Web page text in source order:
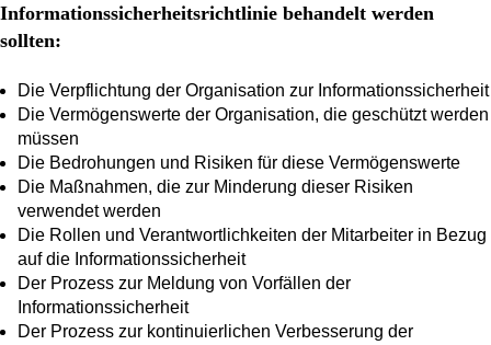
Informationssicherheitsrichtlinie behandelt werden
sollten:
Die Verpflichtung der Organisation zur Informationssicherheit
Die Vermögenswerte der Organisation, die geschützt werden
müssen
Die Bedrohungen und Risiken für diese Vermögenswerte
Die Maßnahmen, die zur Minderung dieser Risiken
verwendet werden
Die Rollen und Verantwortlichkeiten der Mitarbeiter in Bezug
auf die Informationssicherheit
Der Prozess zur Meldung von Vorfällen der
Informationssicherheit
Der Prozess zur kontinuierlichen Verbesserung der